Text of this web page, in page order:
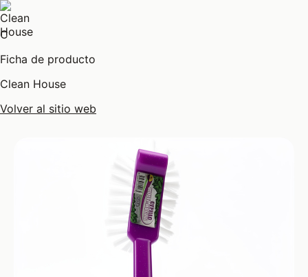
C
Ficha de producto
Clean House
Volver al sitio web